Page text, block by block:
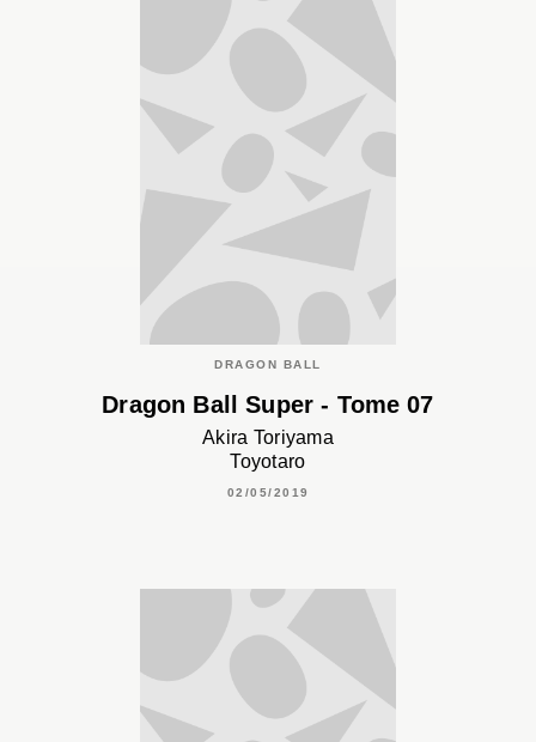
DRAGON BALL
Dragon Ball Super - Tome 07
Akira Toriyama
Toyotaro
02/05/2019